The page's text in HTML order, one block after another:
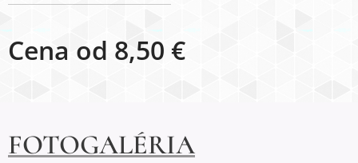
Cena od 8,50 €
FOTOGALÉRIA